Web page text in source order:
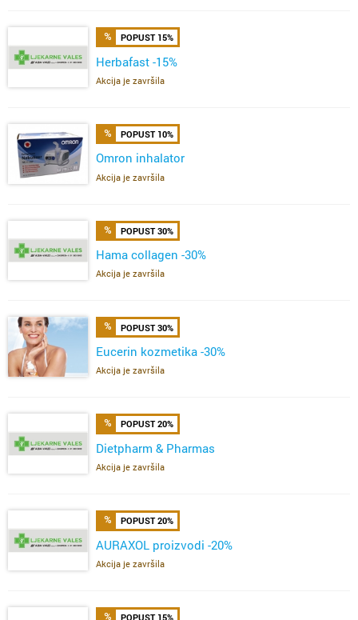
POPUST 15%
Herbafast -15%
Akcija je završila
POPUST 10%
Omron inhalator
Akcija je završila
POPUST 30%
Hama collagen -30%
Akcija je završila
POPUST 30%
Eucerin kozmetika -30%
Akcija je završila
POPUST 20%
Dietpharm & Pharmas
Akcija je završila
POPUST 20%
AURAXOL proizvodi -20%
Akcija je završila
POPUST 15%